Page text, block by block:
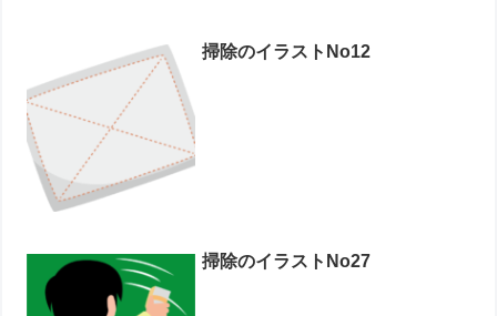
掃除のイラストNo12
掃除のイラストNo27